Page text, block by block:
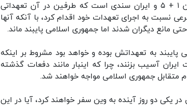
بگیرد، شاکی و طلبکار جمهوری اسلامی است، سند توافق شده بین ۱ + ۵ و ایران سندی است که طرفین در آن تعهداتی
نسبت به اجرای تعهدات خود اقدام کرد، با آنکه آنها
مانع دیگران شدند اما جمهوری اسلامی پایبند ماند.
به تعهداتش بوده و خواهد بود مشروط بر اینکه
آسیب بزنند، چرا که اینبار مانند دفعات گذشته
متقابل جمهوری اسلامی مواجه خواهند شد.
از مذاکره کنندگان ایران در یکی دو روز آینده به وین سفر خواهند کرد، آیا در این